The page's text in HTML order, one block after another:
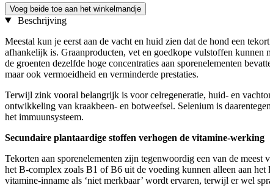
Voeg beide toe aan het winkelmandje
Beschrijving
Meestal kun je eerst aan de vacht en huid zien dat de hond een
afhankelijk is. Graanproducten, vet en goedkope vulstoffen
de groenten dezelfde hoge concentraties aan sporenelementen
maar ook vermoeidheid en verminderde prestaties.
Terwijl zink vooral belangrijk is voor celregeneratie, huid- en
ontwikkeling van kraakbeen- en botweefsel. Selenium is
het immuunsysteem.
Secundaire plantaardige stoffen verhogen de vitamine-werking
Tekorten aan sporenelementen zijn tegenwoordig een van de
het B-complex zoals B1 of B6 uit de voeding kunnen alleen aan
vitamine-inname als ‘niet merkbaar’ wordt ervaren, terwijl er wel